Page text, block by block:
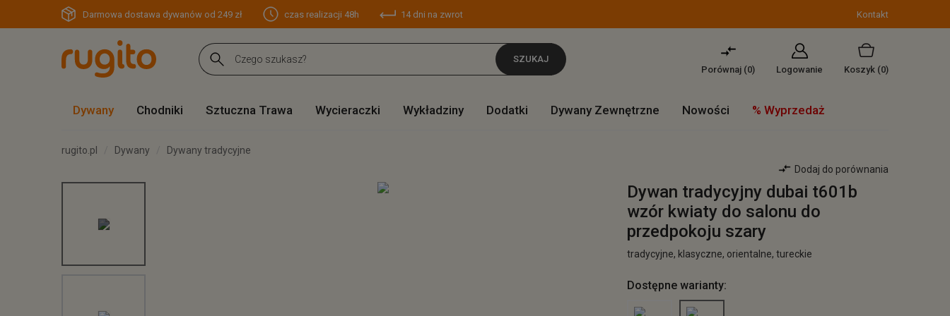
Darmowa dostawa dywanów od 249 zł czas realizacji 48h 14 dni na zwrot Kontakt
SZUKAJ
Porównaj (0) Logowanie Koszyk (0)
Dywany Chodniki Sztuczna Trawa Wycieraczki Wykładziny Dodatki Dywany Zewnętrzne Nowości % Wyprzedaż
rugito.pl Dywany
Dywany tradycyjne
Dodaj do porównania
Dywan tradycyjny dubai t601b
wzór kwiaty do salonu do
przedpokoju szary
tradycyjne, klasyczne, orientalne, tureckie
Dostępne warianty: